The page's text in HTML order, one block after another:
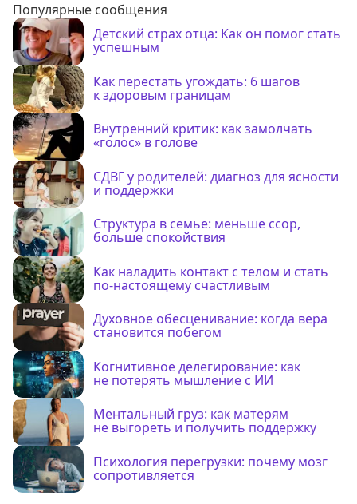
Популярные сообщения
Детский страх отца: Как он помог стать
успешным
Как перестать угождать: 6 шагов
к здоровым границам
Внутренний критик: как замолчать
«голос» в голове
СДВГ у родителей: диагноз для ясности
и поддержки
Структура в семье: меньше ссор,
больше спокойствия
Как наладить контакт с телом и стать
по-настоящему счастливым
Духовное обесценивание: когда вера
становится побегом
Когнитивное делегирование: как
не потерять мышление с ИИ
Ментальный груз: как матерям
не выгореть и получить поддержку
Психология перегрузки: почему мозг
сопротивляется